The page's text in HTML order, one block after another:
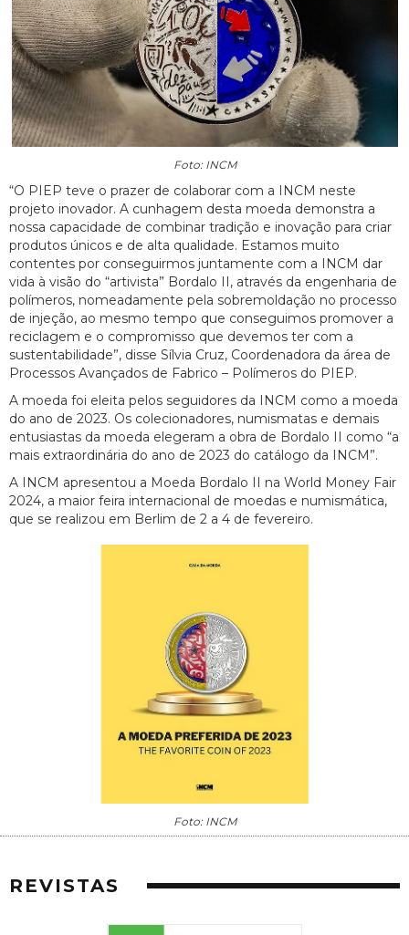
Foto: INCM
“O PIEP teve o prazer de colaborar com a INCM neste
projeto inovador. A cunhagem desta moeda demonstra a
nossa capacidade de combinar tradição e inovação para criar
produtos únicos e de alta qualidade. Estamos muito
contentes por conseguirmos juntamente com a INCM dar
vida à visão do “artivista” Bordalo II, através da engenharia de
polímeros, nomeadamente pela sobremoldação no processo
de injeção, ao mesmo tempo que conseguimos promover a
reciclagem e o compromisso que devemos ter com a
sustentabilidade”, disse Sílvia Cruz, Coordenadora da área de
Processos Avançados de Fabrico – Polímeros do PIEP.
A moeda foi eleita pelos seguidores da INCM como a moeda
do ano de 2023. Os colecionadores, numismatas e demais
entusiastas da moeda elegeram a obra de Bordalo II como “a
mais extraordinária do ano de 2023 do catálogo da INCM”.
A INCM apresentou a Moeda Bordalo II na World Money Fair
2024, a maior feira internacional de moedas e numismática,
que se realizou em Berlim de 2 a 4 de fevereiro.
Foto: INCM
REVISTAS